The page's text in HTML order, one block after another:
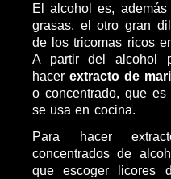
El alcohol es,
grasas, el otro gran
de los tricomas ricos
A partir del alcohol
hacer extracto de
o concentrado, que
se usa en cocina.
Para hacer
concentrados de
que escoger licores